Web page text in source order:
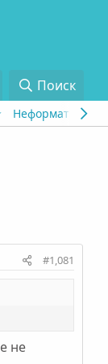
Поиск
Неформат
#1,081
не